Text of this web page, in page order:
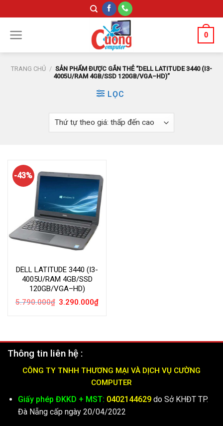
to
content
0
TRANG CHỦ / SẢN PHẨM ĐƯỢC GẮN THẺ “DELL LATITUDE 3440 (I3-
4005U/RAM 4GB/SSD 120GB/VGA–HD)”
LỌC
-43%
DELL LATITUDE 3440 (I3-
4005U/RAM 4GB/SSD
120GB/VGA–HD)
5.790.000₫ Giá
3.290.000₫Giá
Thông tin liên hệ :
CÔNG TY TNHH THƯƠNG MẠI VÀ DỊCH VỤ CƯỜNG
COMPUTER
Giấy phép ĐKKD + MST: 0402144629do Sở KHĐT TP.
Đà Nẵng cấp ngày 20/04/2022